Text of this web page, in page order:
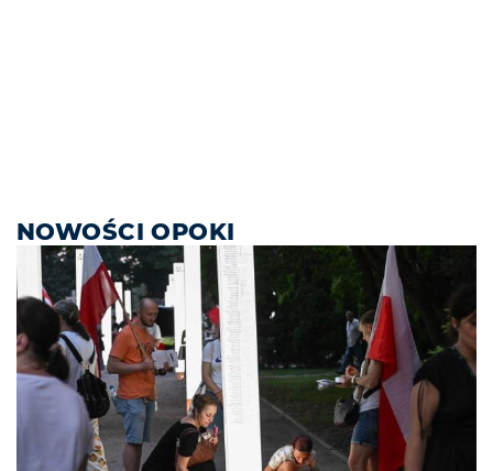
NOWOŚCI OPOKI